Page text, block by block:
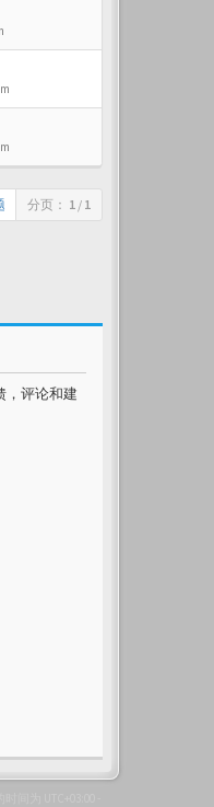
分页： 1 / 1
，评论和建